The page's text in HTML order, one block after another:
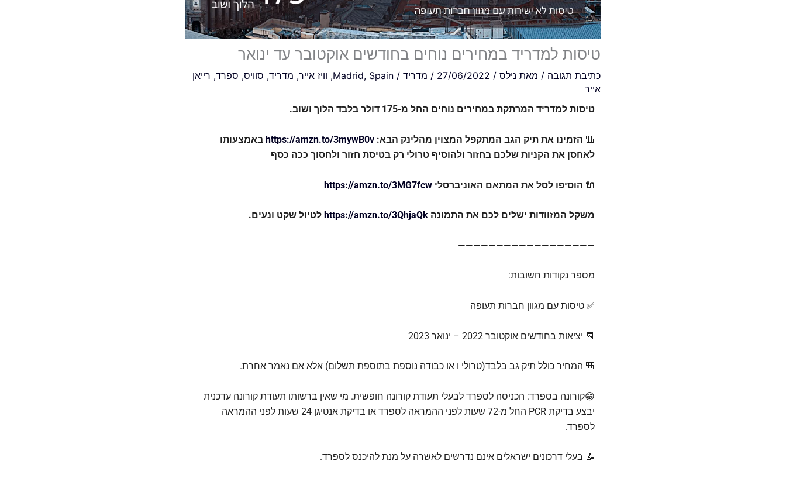
טיסות למדריד במחירים נוחים בחודשים אוקטובר עד ינואר
כתיבת תגובה / מאת נילס /
27/06/2022
/ מדריד /
Madrid, Spain
, וויז אייר, מדריד, סוויס, ספרד, רייאן
אייר
טיסות למדריד המרתקת במחירים נוחים החל מ-175 דולר בלבד הלוך ושוב.
🎒 הזמינו את תיק הגב המתקפל המצוין מהלינק הבא: https://amzn.to/3mywB0v באמצעותו
לאחסן את הקניות שלכם בחזור ולהוסיף טרולי רק בטיסת חזור ולחסוך ככה כסף
🔌 הוסיפו לסל את המתאם האוניברסלי https://amzn.to/3MG7fcw
משקל המזוודות ישלים לכם את התמונה https://amzn.to/3QhjaQk לטיול שקט ונעים.
——————————————————
מספר נקודות חשובות:
✅ טיסות עם מגוון חברות תעופה
📆 יציאות בחודשים אוקטובר 2022 – ינואר 2023
🎒 המחיר כולל תיק גב בלבד(טרולי ו או כבודה נוספת בתוספת תשלום) אלא אם נאמר אחרת.
😁קורונה בספרד: הכניסה לספרד לבעלי תעודת קורונה חופשית. מי שאין ברשותו תעודת קורונה עדכנית
יבצע בדיקת PCR החל מ-72 שעות לפני ההמראה לספרד או בדיקת אנטיגן 24 שעות לפני ההמראה
לספרד.
📝 בעלי דרכונים ישראלים אינם נדרשים לאשרה על מנת להיכנס לספרד.